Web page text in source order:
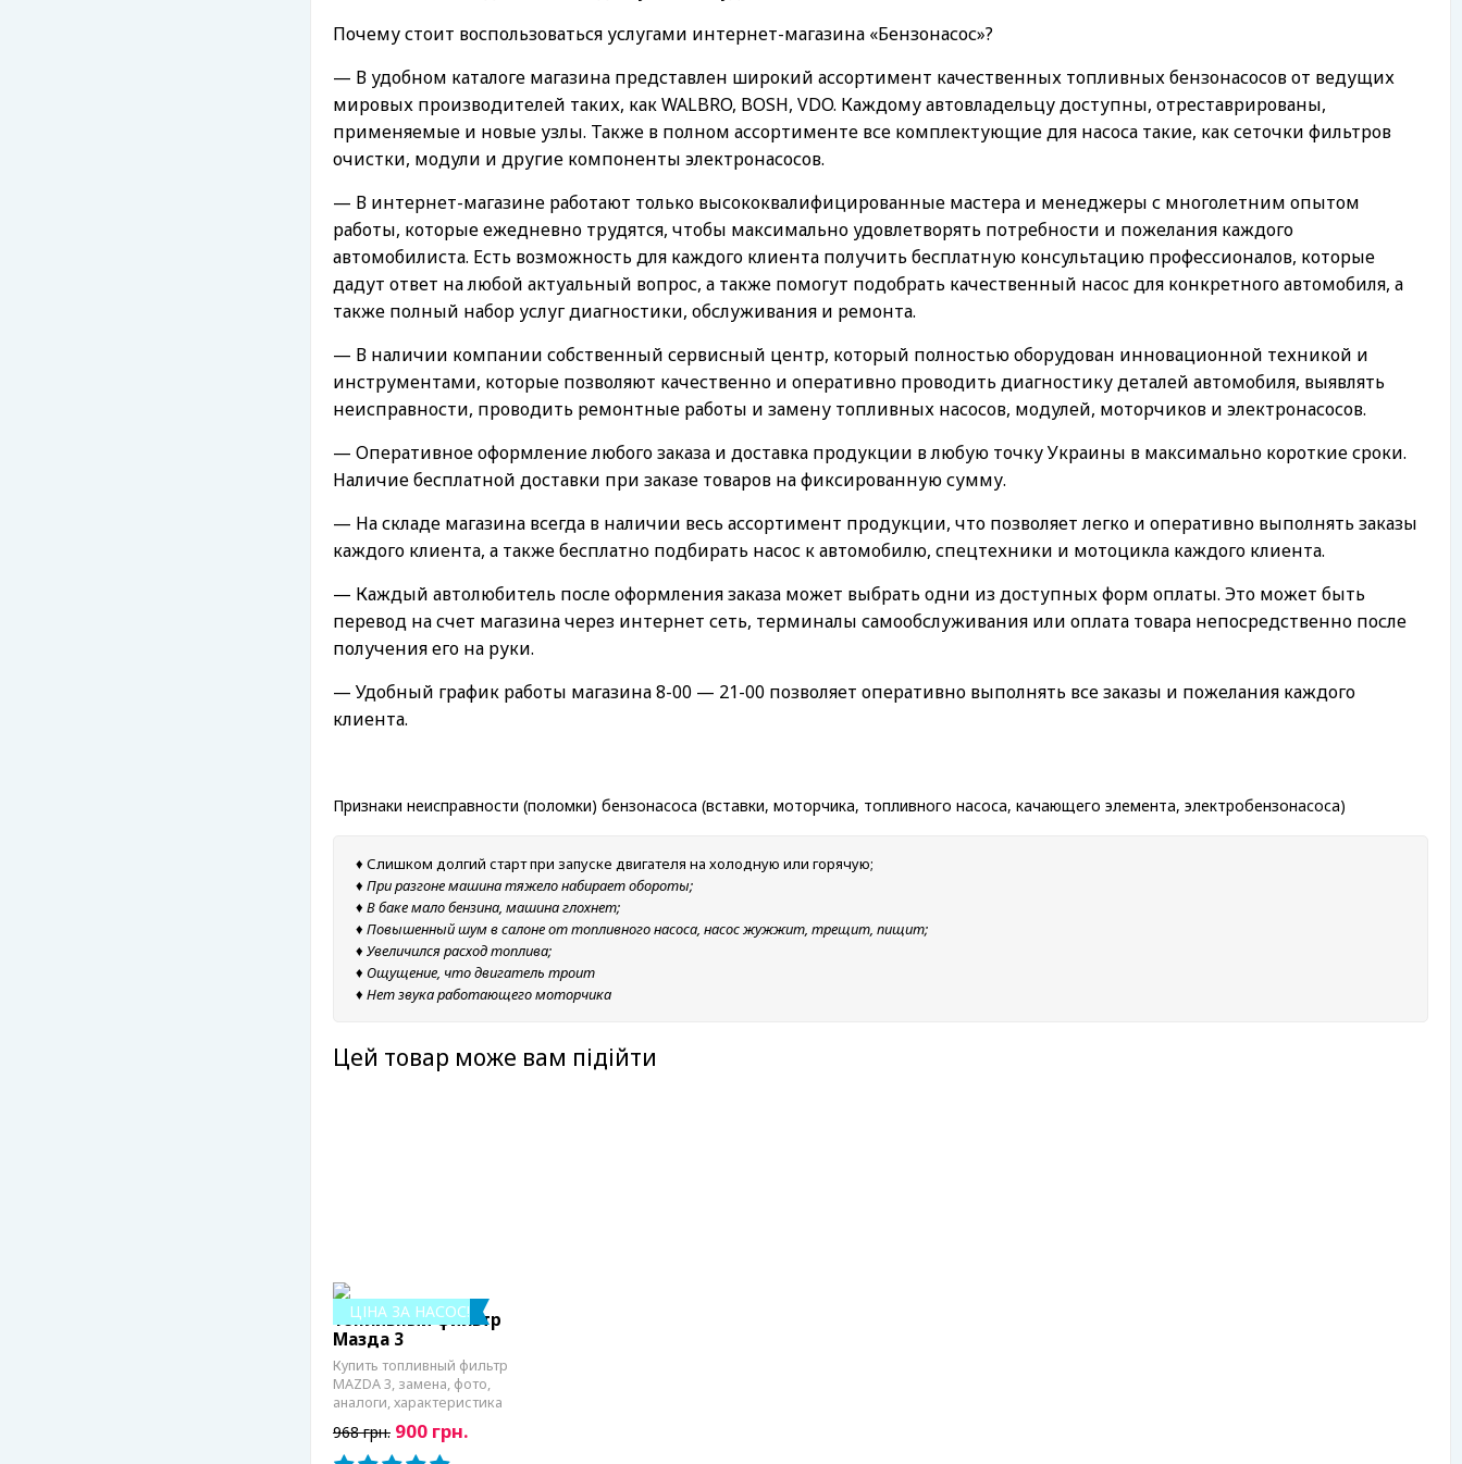
Почему стоит воспользоваться услугами интернет-магазина «Бензонасос»?
— В удобном каталоге магазина представлен широкий ассортимент качественных топливных бензонасосов от ведущих
мировых производителей таких, как WALBRO, BOSH, VDO. Каждому автовладельцу доступны, отреставрированы,
применяемые и новые узлы. Также в полном ассортименте все комплектующие для насоса такие, как сеточки фильтров
очистки, модули и другие компоненты электронасосов.
— В интернет-магазине работают только высококвалифицированные мастера и менеджеры с многолетним опытом
работы, которые ежедневно трудятся, чтобы максимально удовлетворять потребности и пожелания каждого
автомобилиста. Есть возможность для каждого клиента получить бесплатную консультацию профессионалов, которые
дадут ответ на любой актуальный вопрос, а также помогут подобрать качественный насос для конкретного автомобиля, а
также полный набор услуг диагностики, обслуживания и ремонта.
— В наличии компании собственный сервисный центр, который полностью оборудован инновационной техникой и
инструментами, которые позволяют качественно и оперативно проводить диагностику деталей автомобиля, выявлять
неисправности, проводить ремонтные работы и замену топливных насосов, модулей, моторчиков и электронасосов.
— Оперативное оформление любого заказа и доставка продукции в любую точку Украины в максимально короткие сроки.
Наличие бесплатной доставки при заказе товаров на фиксированную сумму.
— На складе магазина всегда в наличии весь ассортимент продукции, что позволяет легко и оперативно выполнять заказы
каждого клиента, а также бесплатно подбирать насос к автомобилю, спецтехники и мотоцикла каждого клиента.
— Каждый автолюбитель после оформления заказа может выбрать одни из доступных форм оплаты. Это может быть
перевод на счет магазина через интернет сеть, терминалы самообслуживания или оплата товара непосредственно после
получения его на руки.
— Удобный график работы магазина 8-00 — 21-00 позволяет оперативно выполнять все заказы и пожелания каждого
клиента.
Признаки неисправности (поломки) бензонасоса (вставки, моторчика, топливного насоса, качающего элемента, электробензонасоса)
♦ Слишком долгий старт при запуске двигателя на холодную или горячую;
♦ При разгоне машина тяжело набирает обороты;
♦ В баке мало бензина, машина глохнет;
♦ Повышенный шум в салоне от топливного насоса, насос жужжит, трещит, пищит;
♦ Увеличился расход топлива;
♦ Ощущение, что двигатель троит
♦ Нет звука работающего моторчика
Цей товар може вам підійти
ЦІНА ЗА НАСОС!
Топливный фильтр
Мазда 3
Купить топливный фильтр
MAZDA 3, замена, фото,
аналоги, характеристика
968 грн. 900 грн.